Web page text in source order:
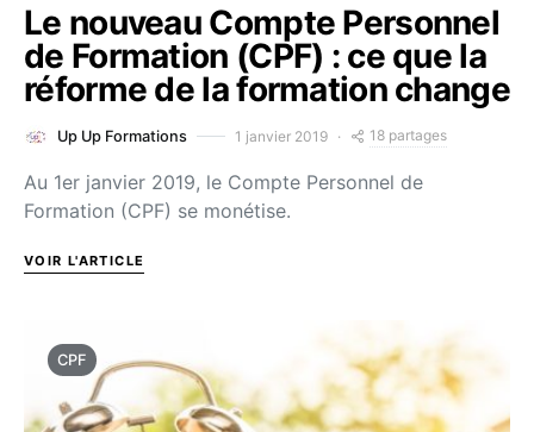
Le nouveau Compte Personnel
de Formation (CPF) : ce que la
réforme de la formation change
Up Up Formations 1 janvier 2019 18 partages
Au 1er janvier 2019, le Compte Personnel de
Formation (CPF) se monétise.
VOIR L'ARTICLE
CPF